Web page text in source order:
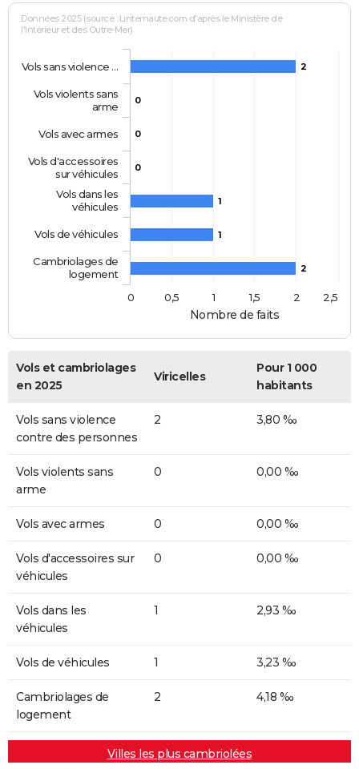
Nombre de faits
Données 2025 (source : Linternaute.com d'après le Ministère de
l'Intérieur et des Outre-Mer)
2
0
0
0
1
1
2
Vols sans violence …
Vols violents sans
arme
Vols avec armes
Vols d'accessoires
sur véhicules
Vols dans les
véhicules
Vols de véhicules
Cambriolages de
logement
0
0,5 1 1,5 2 2,5
Vols et cambriolages
en 2025
Viricelles
Pour 1 000
habitants
Vols sans violence
contre des personnes
2 3,80 ‰
Vols violents sans
arme
0 0,00 ‰
Vols avec armes 0 0,00 ‰
Vols d'accessoires sur
véhicules
0 0,00 ‰
Vols dans les
véhicules
1 2,93 ‰
Vols de véhicules 1 3,23 ‰
Cambriolages de
logement
2 4,18 ‰
Villes les plus cambriolées